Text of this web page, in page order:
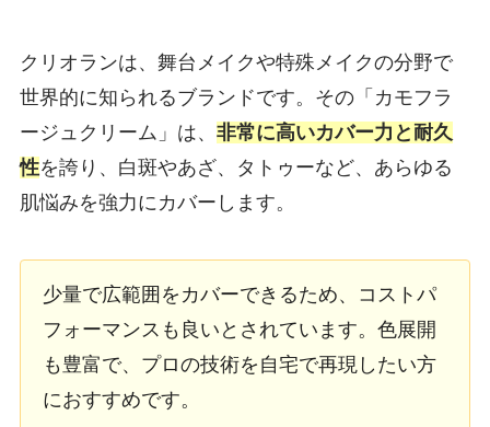
クリオランは、舞台メイクや特殊メイクの分野で
世界的に知られるブランドです。その「カモフラ
ージュクリーム」は、 非常に高いカバー力と耐久
性を誇り、白斑やあざ、タトゥーなど、あらゆる
肌悩みを強力にカバーします。
少量で広範囲をカバーできるため、コストパ
フォーマンスも良いとされています。色展開
も豊富で、プロの技術を自宅で再現したい方
におすすめです。